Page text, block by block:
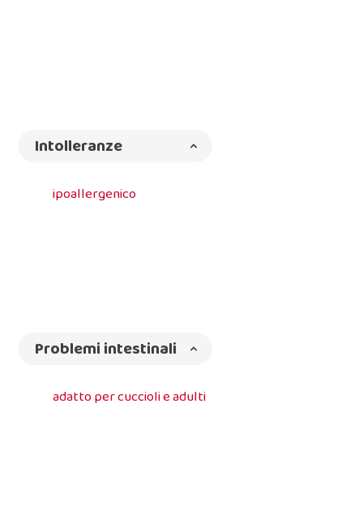
Intolleranze
ipoallergenico
Problemi intestinali
adatto per cuccioli e adulti